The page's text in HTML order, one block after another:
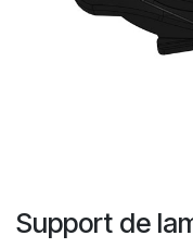
Support de